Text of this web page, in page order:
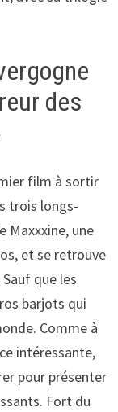
des
film à sortir
trois longs-
Maxxxine, une
et se retrouve
que les
barjots qui
Comme à
intéressante,
pour présenter
Fort du